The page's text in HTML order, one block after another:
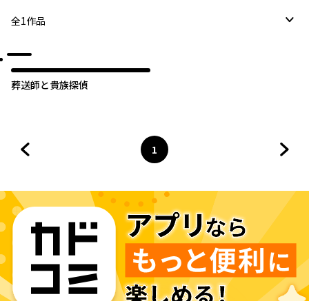
全1作品
葬送師と貴族探偵
ページ
1
へ